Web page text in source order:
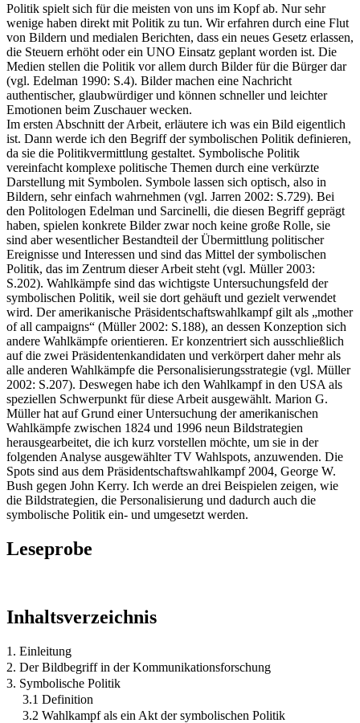
Politik spielt sich für die meisten von uns im Kopf ab. Nur sehr
wenige haben direkt mit Politik zu tun. Wir erfahren durch eine Flut
von Bildern und medialen Berichten, dass ein neues Gesetz erlassen,
die Steuern erhöht oder ein UNO Einsatz geplant worden ist. Die
Medien stellen die Politik vor allem durch Bilder für die Bürger dar
(vgl. Edelman 1990: S.4). Bilder machen eine Nachricht
authentischer, glaubwürdiger und können schneller und leichter
Emotionen beim Zuschauer wecken.
Im ersten Abschnitt der Arbeit, erläutere ich was ein Bild eigentlich
ist. Dann werde ich den Begriff der symbolischen Politik definieren,
da sie die Politikvermittlung gestaltet. Symbolische Politik
vereinfacht komplexe politische Themen durch eine verkürzte
Darstellung mit Symbolen. Symbole lassen sich optisch, also in
Bildern, sehr einfach wahrnehmen (vgl. Jarren 2002: S.729). Bei
den Politologen Edelman und Sarcinelli, die diesen Begriff geprägt
haben, spielen konkrete Bilder zwar noch keine große Rolle, sie
sind aber wesentlicher Bestandteil der Übermittlung politischer
Ereignisse und Interessen und sind das Mittel der symbolischen
Politik, das im Zentrum dieser Arbeit steht (vgl. Müller 2003:
S.202). Wahlkämpfe sind das wichtigste Untersuchungsfeld der
symbolischen Politik, weil sie dort gehäuft und gezielt verwendet
wird. Der amerikanische Präsidentschaftswahlkampf gilt als „mother
of all campaigns“ (Müller 2002: S.188), an dessen Konzeption sich
andere Wahlkämpfe orientieren. Er konzentriert sich ausschließlich
auf die zwei Präsidentenkandidaten und verkörpert daher mehr als
alle anderen Wahlkämpfe die Personalisierungsstrategie (vgl. Müller
2002: S.207). Deswegen habe ich den Wahlkampf in den USA als
speziellen Schwerpunkt für diese Arbeit ausgewählt. Marion G.
Müller hat auf Grund einer Untersuchung der amerikanischen
Wahlkämpfe zwischen 1824 und 1996 neun Bildstrategien
herausgearbeitet, die ich kurz vorstellen möchte, um sie in der
folgenden Analyse ausgewählter TV Wahlspots, anzuwenden. Die
Spots sind aus dem Präsidentschaftswahlkampf 2004, George W.
Bush gegen John Kerry. Ich werde an drei Beispielen zeigen, wie
die Bildstrategien, die Personalisierung und dadurch auch die
symbolische Politik ein- und umgesetzt werden.
Leseprobe
Inhaltsverzeichnis
1. Einleitung
2. Der Bildbegriff in der Kommunikationsforschung
3. Symbolische Politik
3.1 Definition
3.2 Wahlkampf als ein Akt der symbolischen Politik